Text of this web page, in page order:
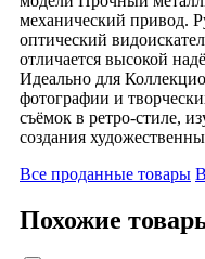
механический привод.
оптический
отличается высокой
Идеально для
фотографии и
съёмок в ретро‑стиле,
создания
Все проданные товары
Похожие